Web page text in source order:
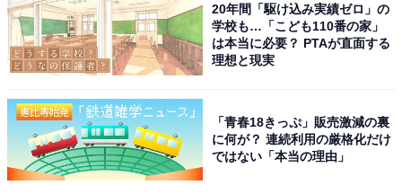
こちらもおすすめ
20年間「駆け込み実績ゼロ」の
学校も…「こども110番の家」
は本当に必要？ PTAが直面する
理想と現実
「青春18きっぷ」販売激減の裏
に何が？ 連続利用の厳格化だけ
ではない「本当の理由」